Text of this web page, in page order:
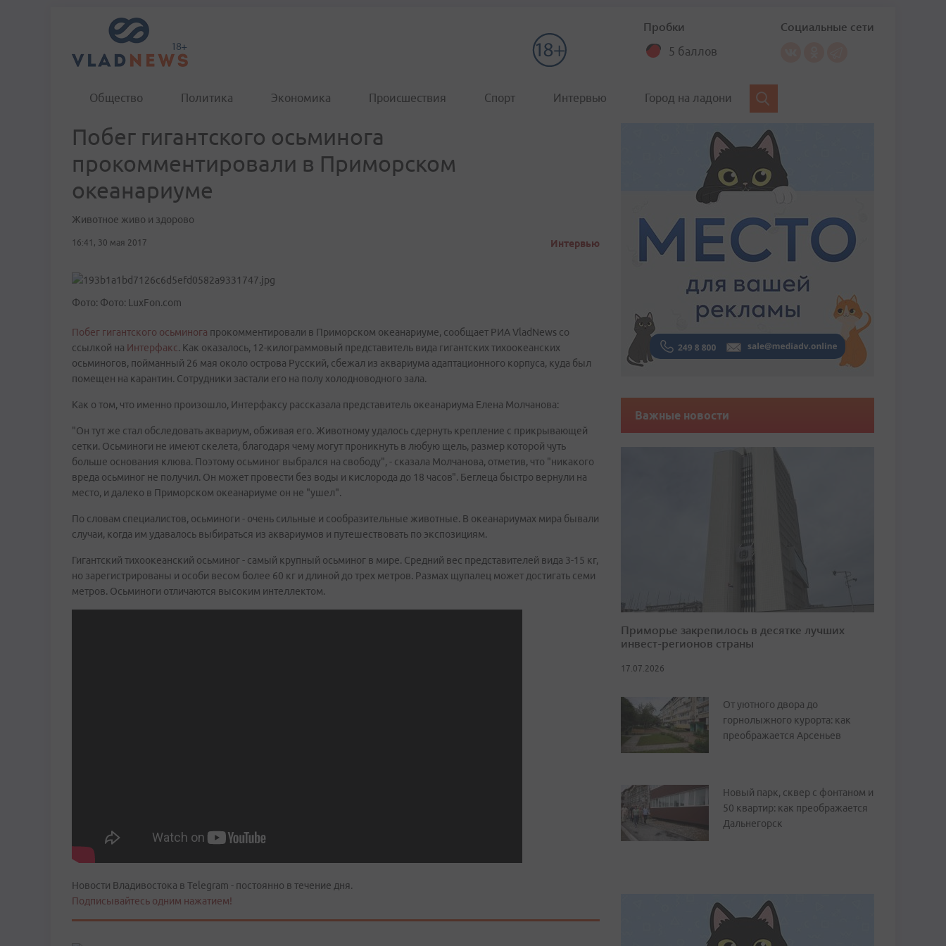
Пробки
5 баллов
Социальные сети
Общество Политика Экономика Происшествия Спорт Интервью Город на ладони
Побег гигантского осьминога
прокомментировали в Приморском
океанариуме
Животное живо и здорово
16:41, 30 мая 2017 Интервью
Фото: Фото: LuxFon.com
Побег гигантского осьминога прокомментировали в Приморском океанариуме, сообщает РИА VladNews со
ссылкой на Интерфакс. Как оказалось, 12-килограммовый представитель вида гигантских тихоокеанских
осьминогов, пойманный 26 мая около острова Русский, сбежал из аквариума адаптационного корпуса, куда был
помещен на карантин. Сотрудники застали его на полу холодноводного зала.
Как о том, что именно произошло, Интерфаксу рассказала представитель океанариума Елена Молчанова:
"Он тут же стал обследовать аквариум, обживая его. Животному удалось сдернуть крепление с прикрывающей
сетки. Осьминоги не имеют скелета, благодаря чему могут проникнуть в любую щель, размер которой чуть
больше основания клюва. Поэтому осьминог выбрался на свободу", - сказала Молчанова, отметив, что "никакого
вреда осьминог не получил. Он может провести без воды и кислорода до 18 часов". Беглеца быстро вернули на
место, и далеко в Приморском океанариуме он не "ушел".
По словам специалистов, осьминоги - очень сильные и сообразительные животные. В океанариумах мира бывали
случаи, когда им удавалось выбираться из аквариумов и путешествовать по экспозициям.
Гигантский тихоокеанский осьминог - самый крупный осьминог в мире. Средний вес представителей вида 3-15 кг,
но зарегистрированы и особи весом более 60 кг и длиной до трех метров. Размах щупалец может достигать семи
метров. Осьминоги отличаются высоким интеллектом.
Новости Владивостока в Telegram - постоянно в течение дня.
Подписывайтесь одним нажатием!
Важные новости
Приморье закрепилось в десятке лучших
инвест-регионов страны
17.07.2026
От уютного двора до
горнолыжного курорта: как
преображается Арсеньев
Новый парк, сквер с фонтаном и
50 квартир: как преображается
Дальнегорск